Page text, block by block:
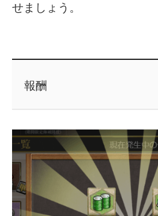
せましょう。
報酬